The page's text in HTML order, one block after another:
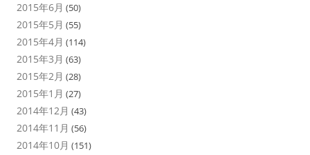
2015年6月 (50)
2015年5月 (55)
2015年4月 (114)
2015年3月 (63)
2015年2月 (28)
2015年1月 (27)
2014年12月 (43)
2014年11月 (56)
2014年10月 (151)